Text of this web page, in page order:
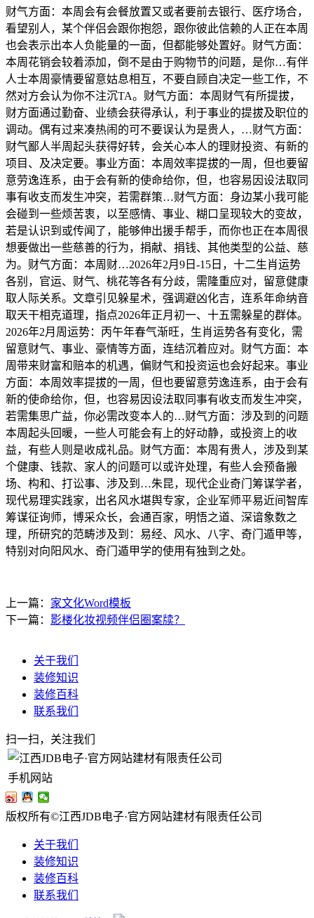
财气方面：本周会有会餐放置又或者要前去银行、医疗场合，
看望别人，某个伴侣会跟你抱怨，跟你彼此信赖的人正在本周
也会表示出本人负能量的一面，但都能够处置好。财气方面：
本周花销会较着添加，倒不是由于购物节的问题，是你…有伴
人士本周豪情要留意姑息相互，不要自顾自决定一些工作，不
然对方会认为你不注沉TA。财气方面：本周财气有所提拔，
财方面通过勤奋、业绩会获得承认，利于事业的提拔及职位的
调动。偶有过来凑热闹的可不要误认为是贵人，…财气方面：
财气鄙人半周起头获得好转，会关心本人的理财投资、有新的
项目、及决定要。事业方面：本周效率提拔的一周，但也要留
意劳逸连系，由于会有新的使命给你，但，也容易因设法取同
事有收支而发生冲突，若需群策…财气方面：身边某小我可能
会碰到一些烦苦衷，以至感情、事业、糊口呈现较大的变故，
若是认识到或传闻了，能够伸出援手帮手，而你也正在本周很
想要做出一些慈善的行为，捐献、捐钱、其他类型的公益、慈
为。财气方面：本周财…2026年2月9日-15日，十二生肖运势
各别，官运、财气、桃花等各有分歧，需隆重应对，留意健康
取人际关系。文章引见躲星术，强调避凶化吉，连系年命纳音
取天干相克道理，指点2026年正月初一、十五需躲星的群体。
2026年2月周运势：丙午年春气渐旺，生肖运势各有变化，需
留意财气、事业、豪情等方面，连结沉着应对。财气方面：本
周带来财富和赔本的机遇，偏财气和投资运也会好起来。事业
方面：本周效率提拔的一周，但也要留意劳逸连系，由于会有
新的使命给你，但，也容易因设法取同事有收支而发生冲突，
若需集思广益，你必需改变本人的…财气方面：涉及到的问题
本周起头回暖，一些人可能会有上的好动静，或投资上的收
益，有些人则是收成礼品。财气方面：本周有贵人，涉及到某
个健康、钱款、家人的问题可以或许处理，有些人会预备搬
场、构和、打讼事、涉及到…朱昆，现代企业奇门筹谋学者，
现代易理实践家，出名风水堪舆专家，企业军师平易近间智库
筹谋征询师，博采众长，会通百家，明悟之道、深谙象数之
理，所研究的范畴涉及到：易经、风水、八字、奇门遁甲等，
特别对向阳风水、奇门遁甲学的使用有独到之处。
上一篇： 家文化Word模板
下一篇： 影楼化妆视频伴侣圈案牍？
关于我们
装修知识
装修百科
联系我们
扫一扫，关注我们
手机网站
版权所有©江西JDB电子·官方网站建材有限责任公司
关于我们
装修知识
装修百科
联系我们